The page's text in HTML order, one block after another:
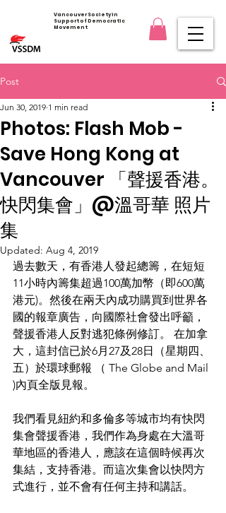
Vancouver Society in
Support of Democratic
Movement
Post
Photos: Flash Mob -
Save Hong Kong at
Vancouver 「聲援香港。
快閃集會」@溫哥華 照片
集
Jun 30, 2019 1 min read
Updated: Aug 4, 2019
過去數天，有香港人發起總籌，在短短
11小時內籌集超過100萬加幣（即600萬
港元)。然後在兩天內成功購買到世界各
國的報章廣告，向國際社會發出呼籲，
聲援香港人反對逃犯條例修訂。 在加拿
大，這封信已於6月27及28日（星期四、
五）於環球郵報 （ The Globe and Mail
)內頁全版見報。
我們看見紐約和多倫多等城市均有快閃
集會聲援香港，我們作為身處在大溫哥
華地區的香港人，應該在這個時候再次
集結，支持香港。而這次集會以快閃方
式進行，並不會有任何主持和講話。